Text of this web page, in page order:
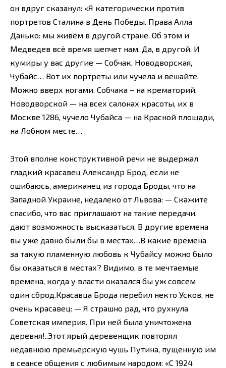
он вдруг сказанул: «Я категорически против
портретов Сталина в День Победы. Права Алла
Данько: мы живём в другой стране. Об этом и
Медведев всё время шепчет нам. Да, в другой. И
кумиры у вас другие — Собчак, Новодворская,
Чубайс… Вот их портреты или чучела и вешайте.
Можно вверх ногами. Собчака – на крематорий,
Новодворской — на всех салонах красоты, их в
Москве 1286, чучело Чубайса — на Красной площади,
на Лобном месте…
Этой вполне конструктивной речи не выдержал
гладкий красавец Александр Брод, если не
ошибаюсь, американец из города Броды, что на
Западной Украине, недалеко от Львова: — Скажите
спасибо, что вас приглашают на такие передачи,
дают возможность высказаться. В другие времена
вы уже давно были бы в местах…В какие времена
за такую пламенную любовь к Чубайсу можно было
бы оказаться в местах? Видимо, в те мечтаемые
времена, когда у власти оказался бы уж совсем
один сброд.Красавца Брода перебил некто Усков, не
очень красавец: — Я страшно рад, что рухнула
Советская империя. При ней была уничтожена
деревня!..Этот ярый деревенщик повторял
недавнюю премьерскую чушь Путина, пущенную им
в сеансе общения с любимым народом: «С 1924